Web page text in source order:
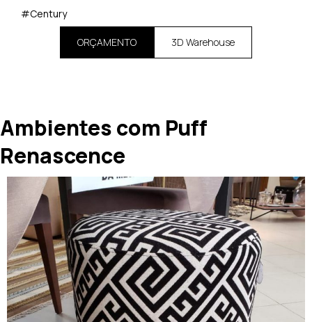
#Century
ORÇAMENTO 3D Warehouse
Ambientes com Puff
Renascence